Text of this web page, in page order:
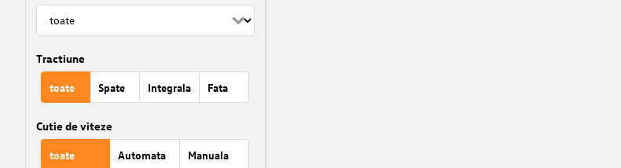
Tractiune
toate Spate Integrala Fata
Cutie de viteze
toate Automata Manuala